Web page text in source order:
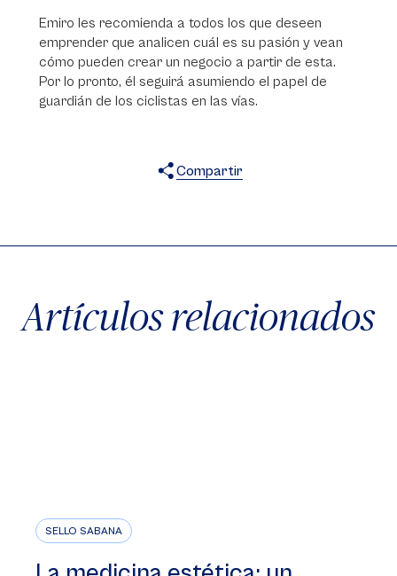
Emiro les recomienda a todos los que deseen
emprender que analicen cuál es su pasión y vean
cómo pueden crear un negocio a partir de esta.
Por lo pronto, él seguirá asumiendo el papel de
guardián de los ciclistas en las vías.
Compartir
Artículos relacionados
SELLO SABANA